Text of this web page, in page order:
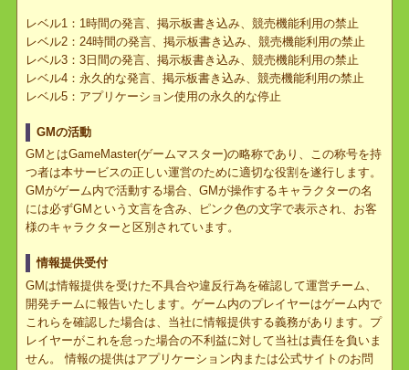
ントの場合、ペナルティレベルは累積され科せられるレベルが上が
ります。
レベル1：1時間の発言、掲示板書き込み、競売機能利用の禁止
レベル2：24時間の発言、掲示板書き込み、競売機能利用の禁止
レベル4：永久的な発言、掲示板書き込み、競売機能利用の禁止
レベル5：アプリケーション使用の永久的な停止
GMの活動
GMとはGameMaster(ゲームマスター)の略称であり、この称号を持
GMがゲーム内で活動する場合、GMが操作するキャラクターの名
には必ずGMという文言を含み、ピンク色の文字で表示され、お客
様のキャラクターと区別されています。
情報提供受付
GMは情報提供を受けた不具合や違反行為を確認して運営チーム、